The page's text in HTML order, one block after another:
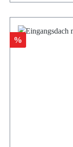
Rabatt
%